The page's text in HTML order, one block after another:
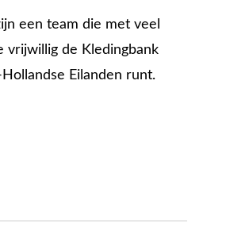
een team die met veel
vrijwillig de Kledingbank
Eilanden runt.